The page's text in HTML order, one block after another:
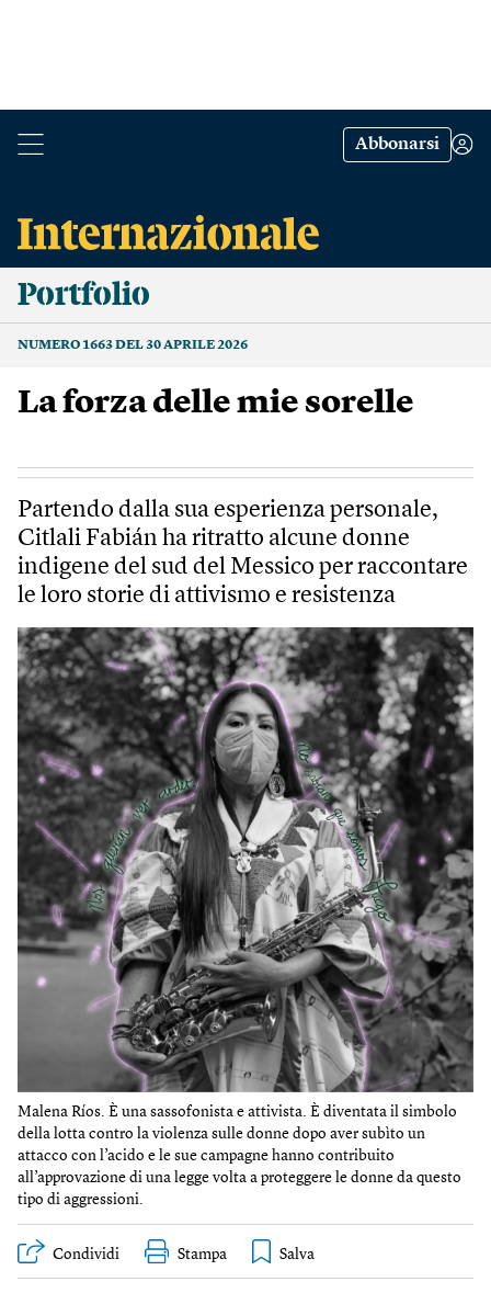
Abbonarsi
Portfolio
NUMERO 1663 DEL 30 APRILE 2026
La forza delle mie sorelle
Partendo dalla sua esperienza personale,
Citlali Fabián ha ritratto alcune donne
indigene del sud del Messico per raccontare
le loro storie di attivismo e resistenza
Malena Ríos. È una sassofonista e attivista. È diventata il simbolo
della lotta contro la violenza sulle donne dopo aver subìto un
attacco con l’acido e le sue campagne hanno contribuito
all’approvazione di una legge volta a proteggere le donne da questo
tipo di aggressioni.
Condividi Stampa